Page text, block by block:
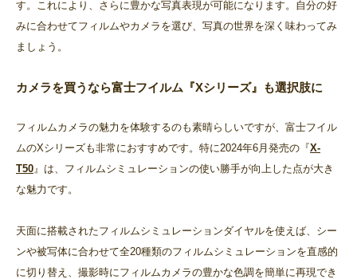
す。これにより、さらに豊かな写真表現が可能になります。自分の好
みに合わせてフィルムやカメラを選び、写真の世界を深く味わってみ
ましょう。
カメラを買うなら富士フイルム『Xシリーズ』も選択肢に
フィルムカメラの魅力を体験するのも素晴らしいですが、富士フイル
ムのXシリーズも非常におすすめです。特に2024年6月発売の『X-
T50 』は、フィルムシミュレーションの使い勝手が向上した点が大き
な魅力です。
天面に搭載されたフィルムシミュレーションダイヤルを使えば、シー
ンや被写体に合わせて全20種類のフィルムシミュレーションを直感的
に切り替え、撮影時にフィルムカメラの豊かな色調を簡単に再現でき